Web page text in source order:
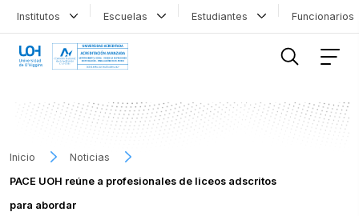
Institutos Escuelas Estudiantes
Inicio
Noticias
PACE UOH reúne a profesionales de liceos adscritos
para abordar